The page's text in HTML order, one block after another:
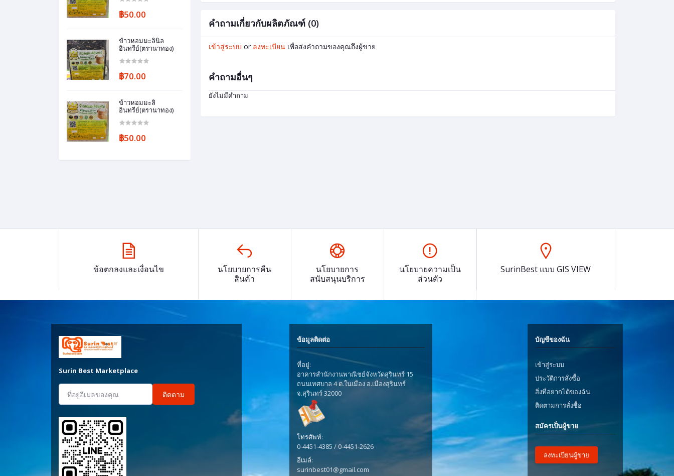
฿50.00
ข้าวหอมมะลินิล
อินทรีย์(ตรานาทอง)
฿70.00
ข้าวหอมมะลิ
อินทรีย์(ตรานาทอง)
฿50.00
คำถามเกี่ยวกับผลิตภัณฑ์ (0)
เข้าสู่ระบบ or ลงทะเบียน เพื่อส่งคำถามของคุณถึงผู้ขาย
คำถามอื่นๆ
ยังไม่มีคำถาม
ข้อตกลงและเงื่อนไข
นโยบายการคืน
สินค้า
นโยบายการ
สนับสนุนบริการ
นโยบายความเป็น
ส่วนตัว
SurinBest แบบ GIS VIEW
Surin Best Marketplace
ติดตาม
ข้อมูลติดต่อ
ที่อยู่:
อาคารสำนักงานพาณิชย์จังหวัดสุรินทร์ 15
ถนนเทศบาล 4 ต.ในเมือง อ.เมืองสุรินทร์
จ.สุรินทร์ 32000
โทรศัพท์:
0-4451-4385 / 0-4451-2626
อีเมล์:
surinbest01@gmail.com
บัญชีของฉัน
เข้าสู่ระบบ
ประวัติการสั่งซื้อ
สิ่งที่อยากได้ของฉัน
ติดตามการสั่งซื้อ
สมัครเป็นผู้ขาย
ลงทะเบียนผู้ขาย